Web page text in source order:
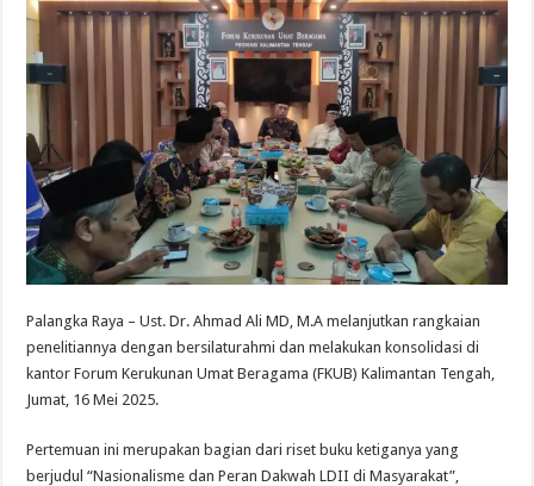
Palangka Raya – Ust. Dr. Ahmad Ali MD, M.A melanjutkan rangkaian
penelitiannya dengan bersilaturahmi dan melakukan konsolidasi di
kantor Forum Kerukunan Umat Beragama (FKUB) Kalimantan Tengah,
Jumat, 16 Mei 2025.
Pertemuan ini merupakan bagian dari riset buku ketiganya yang
berjudul “Nasionalisme dan Peran Dakwah LDII di Masyarakat”,